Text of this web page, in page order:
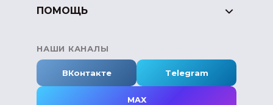
ПОМОЩЬ
НАШИ КАНАЛЫ
ВКонтакте Telegram
MAX